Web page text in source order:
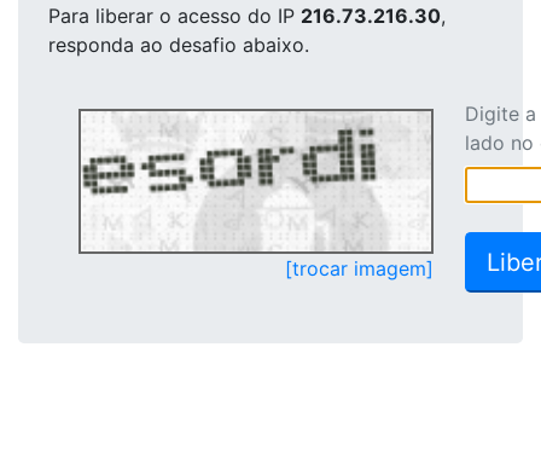
Para liberar o acesso do IP 216.73.216.30,
responda ao desafio abaixo.
[trocar imagem]
Digite
lado no